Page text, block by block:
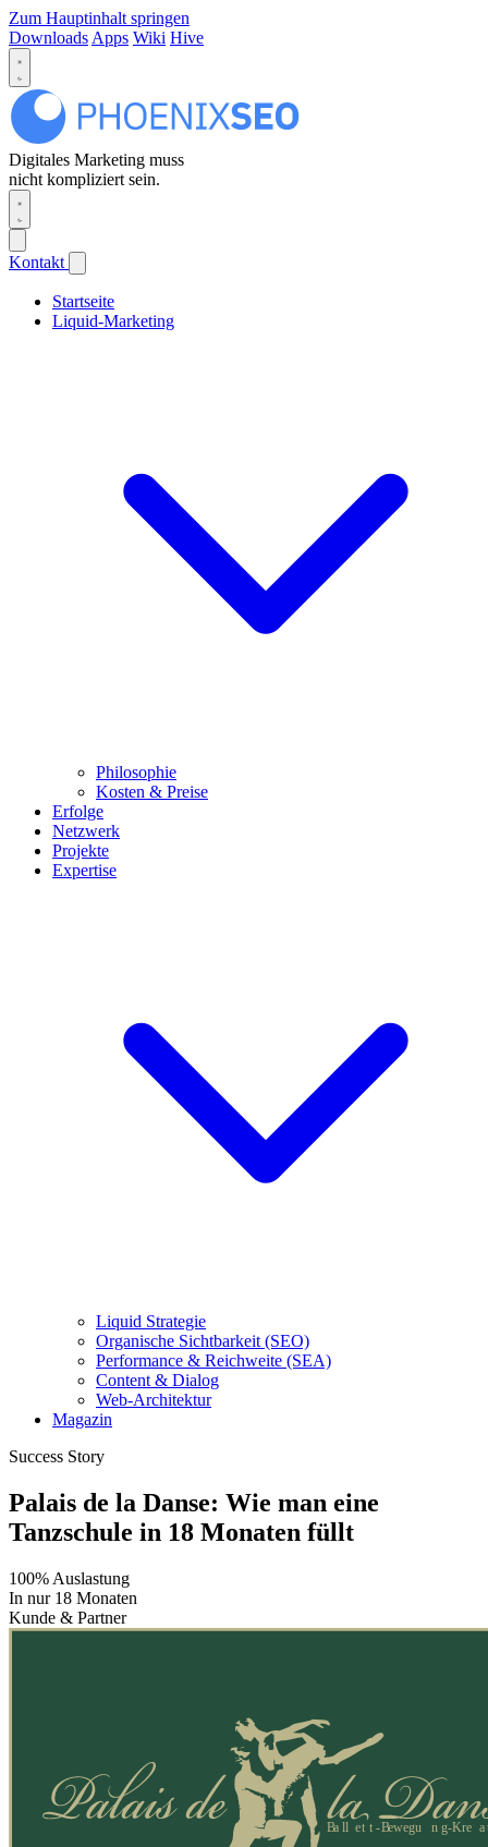
Zum Hauptinhalt springen
Downloads Apps Wiki Hive
Digitales Marketing muss
nicht kompliziert sein.
Kontakt
Startseite
Liquid-Marketing
Philosophie
Kosten & Preise
Erfolge
Netzwerk
Projekte
Expertise
Liquid Strategie
Organische Sichtbarkeit (SEO)
Performance & Reichweite (SEA)
Content & Dialog
Web-Architektur
Magazin
Success Story
Palais de la Danse: Wie man eine
Tanzschule in 18 Monaten füllt
100% Auslastung
In nur 18 Monaten
Kunde & Partner